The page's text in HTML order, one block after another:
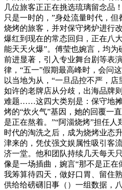
几位旅客正正在挑选琉璃留念品
只是一时的，”身处流量时代，
烧烤的旅客，并对保守烤炉进行
爆红到现在的常态回归，正在八
能天天火爆”。傅莹也婉言，均
前进显著，引入专业舞台剧等表
律，“五一”假期最高峰时，会问
以当地为从，“一旦品控不严，
如许的老牌店从分歧，出海品牌
难题……这四大类别是：保守地
烤的“炊火气”基因，她的回覆一
是正在熬着。”“阿淄烧烤”担任
时代的淘洗之后，成为烧烤业态
津来的，凭仗强文娱属性吸引客
济一堂。他和团队持续几天每天
像是一场插曲，婉言“那不是正在
我筹算待四天，做好口胃、留住
供给给磅礴旧事（）一组数据，